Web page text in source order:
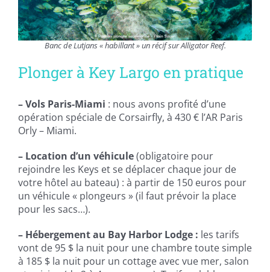
Banc de Lutjans « habillant » un récif sur Alligator Reef.
Plonger à Key Largo en pratique
– Vols Paris-Miami : nous avons profité d’une
opération spéciale de Corsairfly, à 430 € l’AR Paris
Orly – Miami.
– Location d’un véhicule(obligatoire pour
rejoindre les Keys et se déplacer chaque jour de
votre hôtel au bateau) : à partir de 150 euros pour
un véhicule « plongeurs » (il faut prévoir la place
pour les sacs…).
– Hébergement au Bay Harbor Lodge : les tarifs
vont de 95 $ la nuit pour une chambre toute simple
à 185 $ la nuit pour un cottage avec vue mer, salon